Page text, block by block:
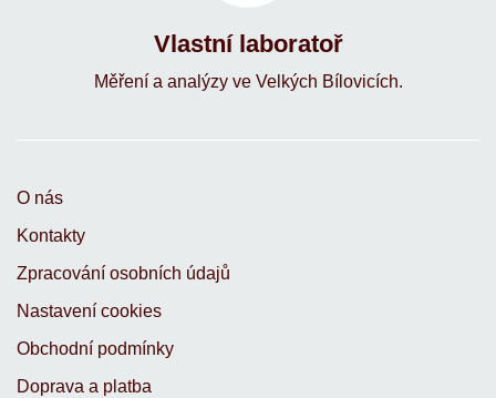
Vlastní laboratoř
Měření a analýzy ve Velkých Bílovicích.
O nás
Kontakty
Zpracování osobních údajů
Nastavení cookies
Obchodní podmínky
Doprava a platba